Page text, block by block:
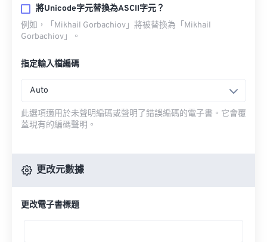
將Unicode字元替換為ASCII字元？
例如，「Mikhail Gorbachiov」將被替換為「Mikhail
Gorbachiov」。
指定輸入檔編碼
Auto
此選項適用於未聲明編碼或聲明了錯誤編碼的電子書。它會覆
蓋現有的編碼聲明。
更改元數據
更改電子書標題